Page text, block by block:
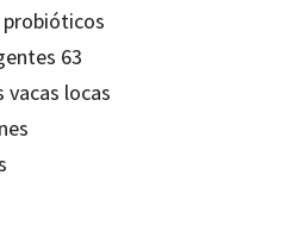
63
vacas locas